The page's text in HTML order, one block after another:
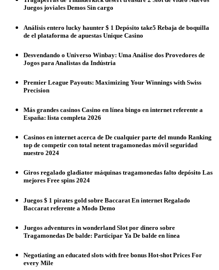
Juegos joviales Demos Sin cargo
Análisis entero lucky haunter $ 1 Depósito take5 Rebaja de boquilla
de el plataforma de apuestas Unique Casino
Desvendando o Universo Winbay: Uma Análise dos Provedores de
Jogos para Analistas da Indústria
Premier League Payouts: Maximizing Your Winnings with Swiss
Precision
Más grandes casinos Casino en línea bingo en internet referente a
España: lista completa 2026
Casinos en internet acerca de De cualquier parte del mundo Ranking
top de competir con total netent tragamonedas móvil seguridad
nuestro 2024
Giros regalado gladiator máquinas tragamonedas falto depósito Las
mejores Free spins 2024
Juegos $ 1 pirates gold sobre Baccarat En internet Regalado
Baccarat referente a Modo Demo
Juegos adventures in wonderland Slot por dinero sobre
Tragamonedas De balde: Participar Ya De balde en línea
Negotiating an educated slots with free bonus Hot-shot Prices For
every Mile